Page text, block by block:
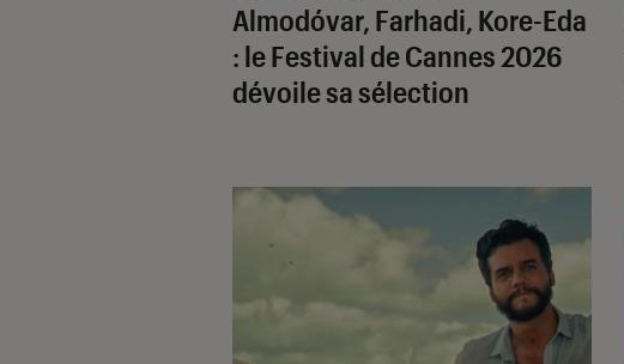
Almodóvar, Farhadi, Kore-Eda
: le Festival de Cannes 2026
dévoile sa sélection